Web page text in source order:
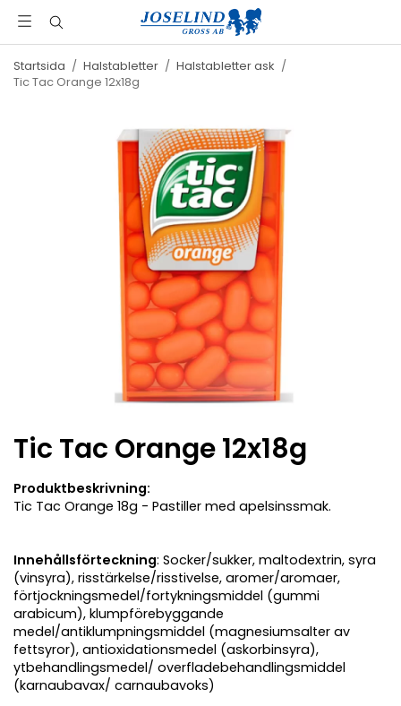
Startsida / Halstabletter / Halstabletter ask /
Tic Tac Orange 12x18g
Tic Tac Orange 12x18g
Produktbeskrivning:
Tic Tac Orange 18g - Pastiller med apelsinssmak.
Innehållsförteckning: Socker/sukker, maltodextrin, syra
(vinsyra), risstärkelse/risstivelse, aromer/aromaer,
förtjockningsmedel/fortykningsmiddel (gummi
arabicum), klumpförebyggande
medel/antiklumpningsmiddel (magnesiumsalter av
fettsyror), antioxidationsmedel (askorbinsyra),
ytbehandlingsmedel/ overfladebehandlingsmiddel
(karnaubavax/ carnaubavoks)